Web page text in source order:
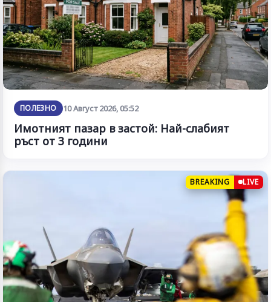
ПОЛЕЗНО 10 Август 2026, 05:52
Имотният пазар в застой: Най-слабият
ръст от 3 години
BREAKING LIVE